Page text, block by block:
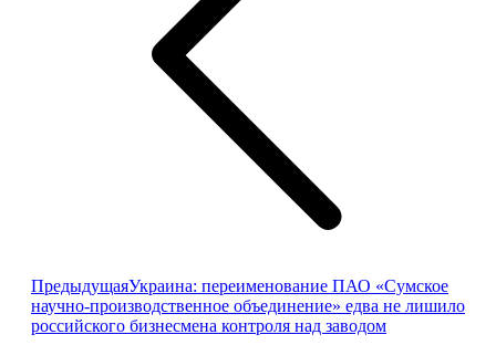
ПредыдущаяПредыдущая
запись:
Украина: переименование ПАО «Сумское
научно-производственное объединение» едва не лишило
российского бизнесмена контроля над заводом